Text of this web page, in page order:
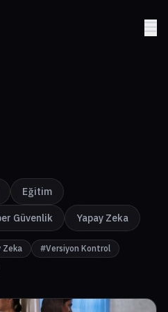
Eğitim
Güvenlik Yapay Zeka
Zeka
#Versiyon Kontrol